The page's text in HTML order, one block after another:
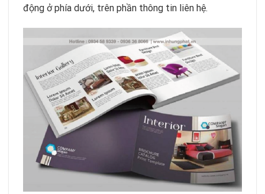
động ở phía dưới, trên phần thông tin liên hệ.